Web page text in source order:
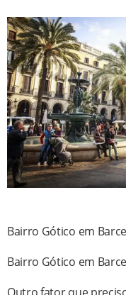
Bairro Gótico em
Bairro Gótico em